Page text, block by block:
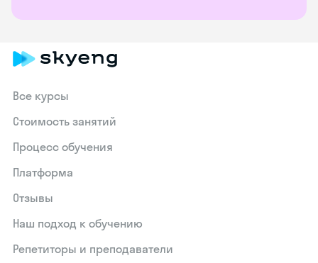
Все курсы
Стоимость занятий
Процесс обучения
Платформа
Отзывы
Наш подход к обучению
Репетиторы и преподаватели